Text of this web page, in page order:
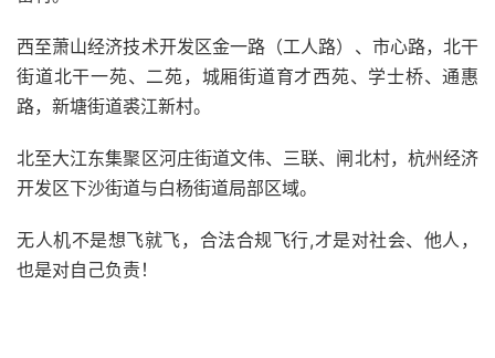
西至萧山经济技术开发区金一路（工人路）、市心路，北干
街道北干一苑、二苑，城厢街道育才西苑、学士桥、通惠
路，新塘街道裘江新村。
北至大江东集聚区河庄街道文伟、三联、闸北村，杭州经济
开发区下沙街道与白杨街道局部区域。
无人机不是想飞就飞，合法合规飞行,才是对社会、他人，
也是对自己负责！